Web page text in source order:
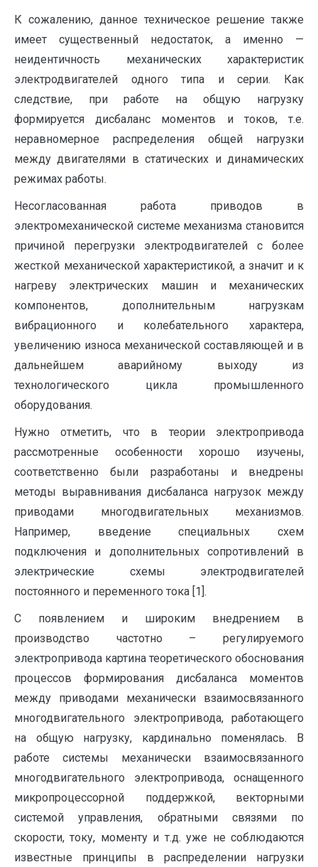
К сожалению, данное техническое решение также
имеет существенный недостаток, а именно —
неидентичность механических характеристик
электродвигателей одного типа и серии. Как
следствие, при работе на общую нагрузку
формируется дисбаланс моментов и токов, т.е.
неравномерное распределения общей нагрузки
между двигателями в статических и динамических
режимах работы.
Несогласованная работа приводов в
электромеханической системе механизма становится
причиной перегрузки электродвигателей с более
жесткой механической характеристикой, а значит и к
нагреву электрических машин и механических
компонентов, дополнительным нагрузкам
вибрационного и колебательного характера,
увеличению износа механической составляющей и в
дальнейшем аварийному выходу из
технологического цикла промышленного
оборудования.
Нужно отметить, что в теории электропривода
рассмотренные особенности хорошо изучены,
соответственно были разработаны и внедрены
методы выравнивания дисбаланса нагрузок между
приводами многодвигательных механизмов.
Например, введение специальных схем
подключения и дополнительных сопротивлений в
электрические схемы электродвигателей
постоянного и переменного тока [1].
С появлением и широким внедрением в
производство частотно – регулируемого
электропривода картина теоретического обоснования
процессов формирования дисбаланса моментов
между приводами механически взаимосвязанного
многодвигательного электропривода, работающего
на общую нагрузку, кардинально поменялась. В
работе системы механически взаимосвязанного
многодвигательного электропривода, оснащенного
микропроцессорной поддержкой, векторными
системой управления, обратными связями по
скорости, току, моменту и т.д. уже не соблюдаются
известные принципы в распределении нагрузки